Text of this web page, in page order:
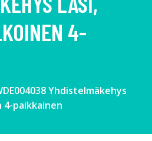
4-
Yhdistelmäkehys
4-paikkainen